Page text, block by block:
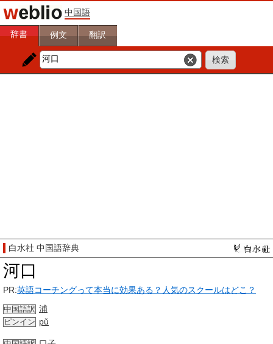
中国語
辞書 例文 翻訳
白水社 中国語辞典
河口
PR:英語コーチングって本当に効果ある？人気のスクールはどこ？
中国語訳 浦
ピンイン pǔ